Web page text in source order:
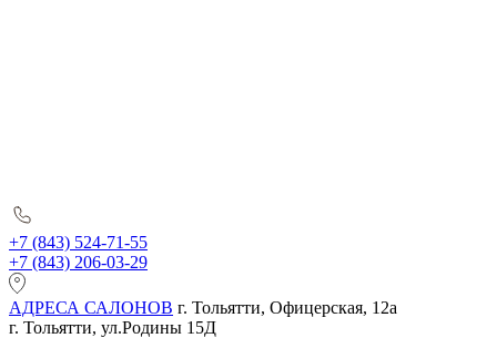
+7 (843) 524-71-55
+7 (843) 206-03-29
АДРЕСА САЛОНОВ г. Тольятти, Офицерская, 12а
г. Тольятти, ул.Родины 15Д